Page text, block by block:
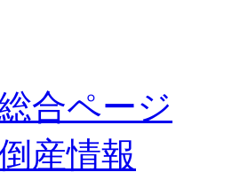
合ページ
産情報